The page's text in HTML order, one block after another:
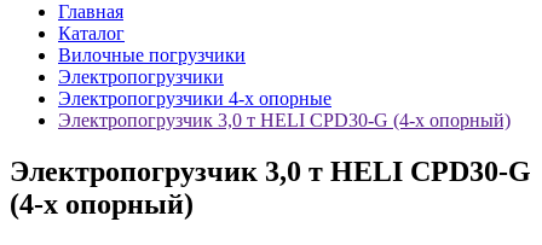
Главная
Каталог
Вилочные погрузчики
Электропогрузчики
Электропогрузчики 4-х опорные
Электропогрузчик 3,0 т HELI CPD30-G (4-х опорный)
Электропогрузчик 3,0 т HELI CPD30-G
(4-х опорный)